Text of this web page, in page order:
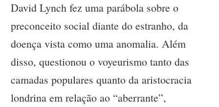
David Lynch fez uma parábola sobre o
preconceito social diante do estranho, da
doença vista como uma anomalia. Além
disso, questionou o voyeurismo tanto das
camadas populares quanto da aristocracia
londrina em relação ao “aberrante”,